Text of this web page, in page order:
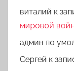
виталий к
мировой
админ по
Сергей к